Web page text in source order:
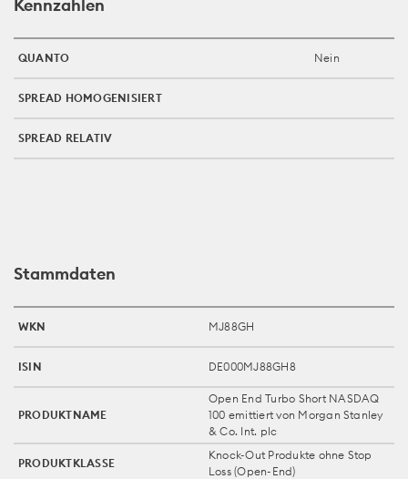
Kennzahlen
QUANTO Nein
SPREAD HOMOGENISIERT
SPREAD RELATIV
Stammdaten
WKN MJ88GH
ISIN DE000MJ88GH8
PRODUKTNAME
Open End Turbo Short NASDAQ
100 emittiert von Morgan Stanley
& Co. Int. plc
PRODUKTKLASSE
Knock-Out Produkte ohne Stop
Loss (Open-End)